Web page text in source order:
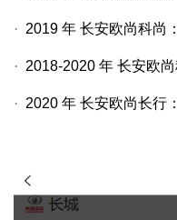
· 2019 年 长安欧尚科尚
· 2018-2020 年 长安欧
· 2020 年 长安欧尚长行